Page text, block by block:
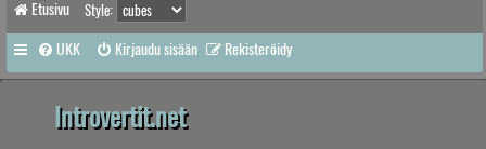
Etusivu Style:
UKK Kirjaudu sisään Rekisteröidy
Introvertit.net